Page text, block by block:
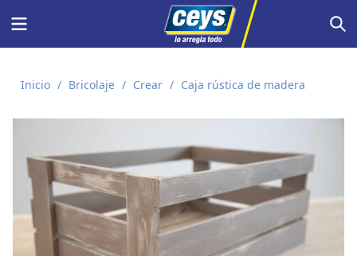
Menu
Inicio / Bricolaje / Crear / Caja rústica de madera